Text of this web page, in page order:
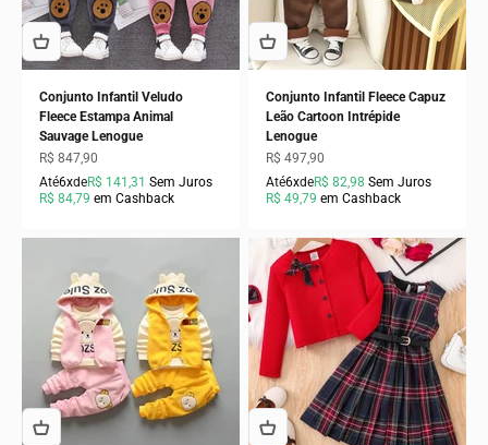
Conjunto Infantil Veludo
Fleece Estampa Animal
Sauvage Lenogue
Preço promocional
R$ 847,90
Até6xdeR$ 141,31 Sem Juros
R$ 84,79 em Cashback
Conjunto Infantil Fleece Capuz
Leão Cartoon Intrépide
Lenogue
Preço promocional
R$ 497,90
Até6xdeR$ 82,98 Sem Juros
R$ 49,79 em Cashback